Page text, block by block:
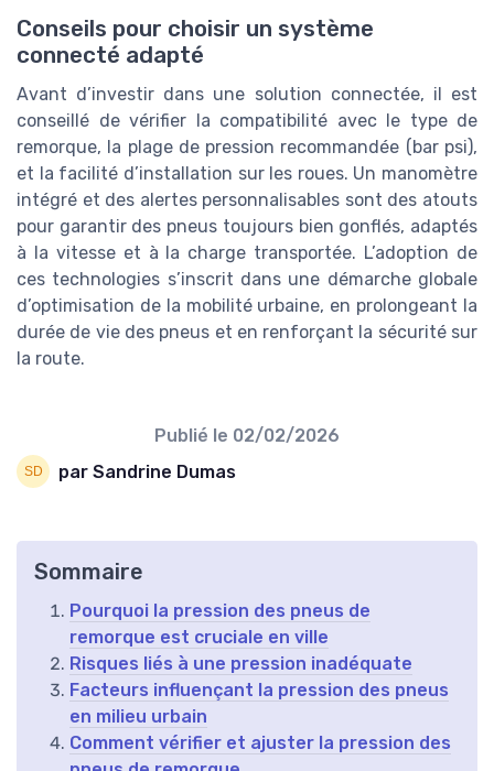
Conseils pour choisir un système
connecté adapté
Avant d’investir dans une solution connectée, il est
conseillé de vérifier la compatibilité avec le type de
remorque, la plage de pression recommandée (bar psi),
et la facilité d’installation sur les roues. Un manomètre
intégré et des alertes personnalisables sont des atouts
pour garantir des pneus toujours bien gonflés, adaptés
à la vitesse et à la charge transportée. L’adoption de
ces technologies s’inscrit dans une démarche globale
d’optimisation de la mobilité urbaine, en prolongeant la
durée de vie des pneus et en renforçant la sécurité sur
la route.
Publié le 02/02/2026
par Sandrine Dumas
Sommaire
Pourquoi la pression des pneus de
remorque est cruciale en ville
Risques liés à une pression inadéquate
Facteurs influençant la pression des pneus
en milieu urbain
Comment vérifier et ajuster la pression des